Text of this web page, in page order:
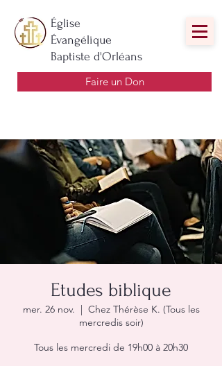
Église
Évangélique
Baptiste d'Orléans
Faire un Don
Etudes biblique
mer. 26 nov.
  |
Chez Thérèse K. (Tous les
mercredis soir)
Tous les mercredi de 19h00 à 20h30